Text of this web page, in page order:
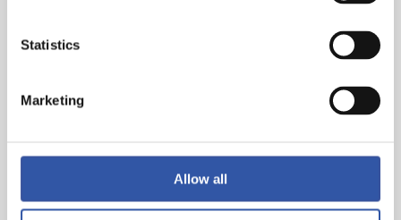
Statistics
Marketing
Allow all